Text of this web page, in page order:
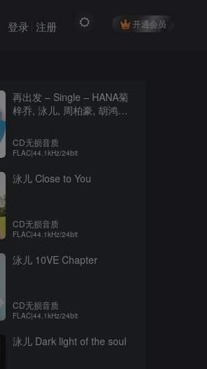
开通会员
登录 注册
再出发 – Single – HANA菊
梓乔, 泳儿, 周柏豪, 胡鸿钧,
青年合唱团
CD无损音质
FLAC|44.1kHz/24bit
泳儿 Close to You
CD无损音质
FLAC|44.1kHz/24bit
泳儿 10VE Chapter
CD无损音质
FLAC|44.1kHz/24bit
泳儿 Dark light of the soul